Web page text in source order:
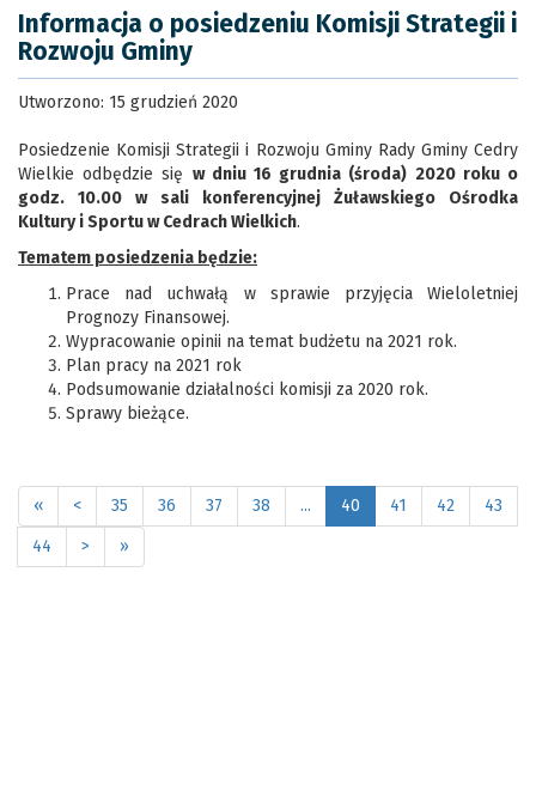
Informacja o posiedzeniu Komisji Strategii i
Rozwoju Gminy
Utworzono: 15 grudzień 2020
Posiedzenie Komisji Strategii i Rozwoju Gminy Rady Gminy Cedry
Wielkie odbędzie się w dniu 16 grudnia (środa) 2020 roku o
godz. 10.00 w sali konferencyjnej Żuławskiego Ośrodka
Kultury i Sportu w Cedrach Wielkich.
Tematem posiedzenia będzie:
Prace nad uchwałą w sprawie przyjęcia Wieloletniej
Prognozy Finansowej.
Wypracowanie opinii na temat budżetu na 2021 rok.
Plan pracy na 2021 rok
Podsumowanie działalności komisji za 2020 rok.
Sprawy bieżące.
« < 35 36 37 38 ... 40 41 42
43
44
> »